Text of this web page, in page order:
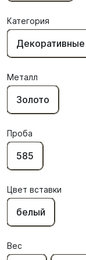
Категория
Декоративные
Металл
Золото
Проба
585
Цвет вставки
белый
Вес